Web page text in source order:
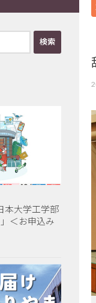
本大学工学部
＜お申込み